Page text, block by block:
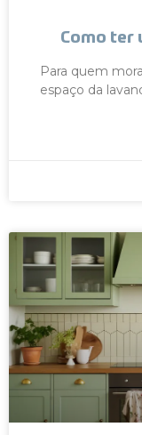
Como ter
Para quem
espaço da